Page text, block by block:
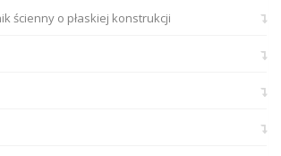
ścienny o płaskiej konstrukcji